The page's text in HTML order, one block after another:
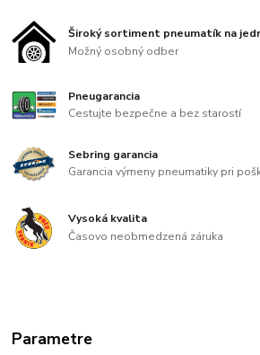
Široký sortiment pneumatík na
Možný osobný odber
Pneugarancia
Cestujte bezpečne a bez starostí
Sebring garancia
Garancia výmeny pneumatiky pri
Vysoká kvalita
Časovo neobmedzená záruka
Parametre